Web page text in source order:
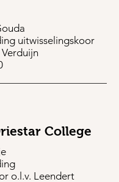
uitwisselingskoor
College
o.l.v. Leendert